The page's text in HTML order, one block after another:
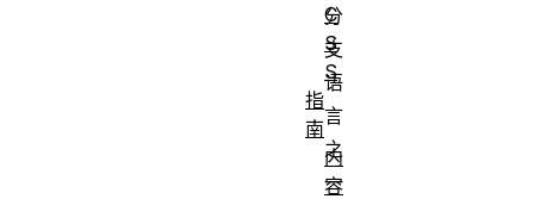
分
支
语
言
之
一
C
S
S
指
南
内
容